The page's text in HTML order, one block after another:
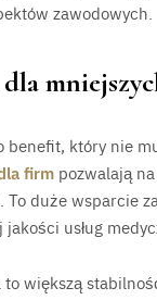
zawodowych.
benefit, który nie
firmpozwalają
To duże wsparcie
usług
większą